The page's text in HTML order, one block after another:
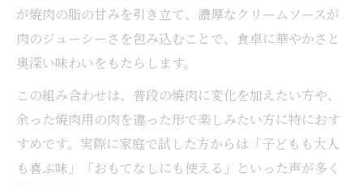
が焼肉の脂の甘みを引き立て、濃厚なクリームソースが
肉のジューシーさを包み込むことで、食卓に華やかさと
奥深い味わいをもたらします。
この組み合わせは、普段の焼肉に変化を加えたい方や、
余った焼肉用の肉を違った形で楽しみたい方に特におす
すめです。実際に家庭で試した方からは「子どもも大人
も喜ぶ味」「おもてなしにも使える」といった声が多く